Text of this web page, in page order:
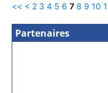
<< < 2 3 4 5 6 7 8 9 10
Partenaires